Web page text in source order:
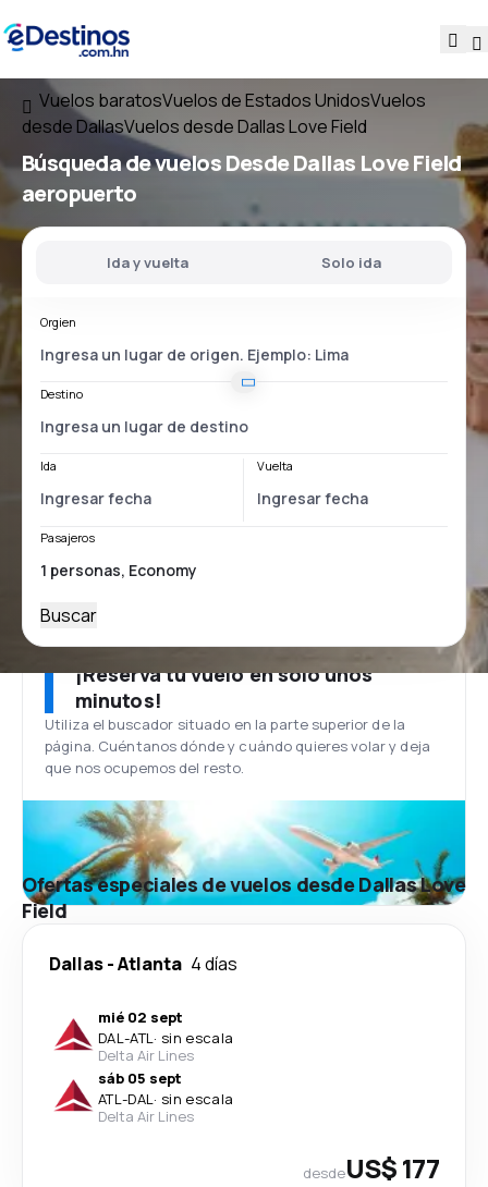
Vuelos baratosVuelos de Estados UnidosVuelos
desde DallasVuelos desde Dallas Love Field
Búsqueda de vuelosDesdeDallas Love Field
aeropuerto
Ida y vuelta Solo ida
Orgien
Destino
Ida Vuelta
Pasajeros
Buscar
¡Reserva tu vuelo en solo unos
minutos!
Utiliza el buscador situado en la parte superior de la
página. Cuéntanos dónde y cuándo quieres volar y deja
que nos ocupemos del resto.
Ofertas especiales de vuelos desde Dallas Love
Field
Dallas-Atlanta 4 días
mié 02 sept
DAL-ATL· sin escala
Delta Air Lines
sáb 05 sept
ATL-DAL· sin escala
Delta Air Lines
desdeUS$ 177